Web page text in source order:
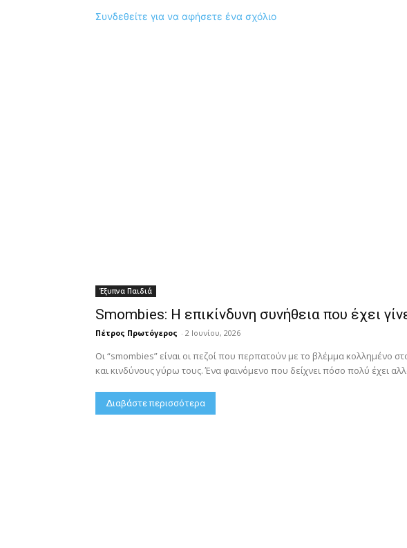
Συνδεθείτε για να αφήσετε ένα σχόλιο
Έξυπνα Παιδιά
Smombies: Η επικίνδυνη συνήθεια που έχει
Πέτρος Πρωτόγερος - 2 Ιουνίου, 2026
Οι “smombies” είναι οι πεζοί που περπατούν με το βλέμμα κολλημένο
και κινδύνους γύρω τους. Ένα φαινόμενο που δείχνει πόσο πολύ έχει
Διαβάστε περισσότερα